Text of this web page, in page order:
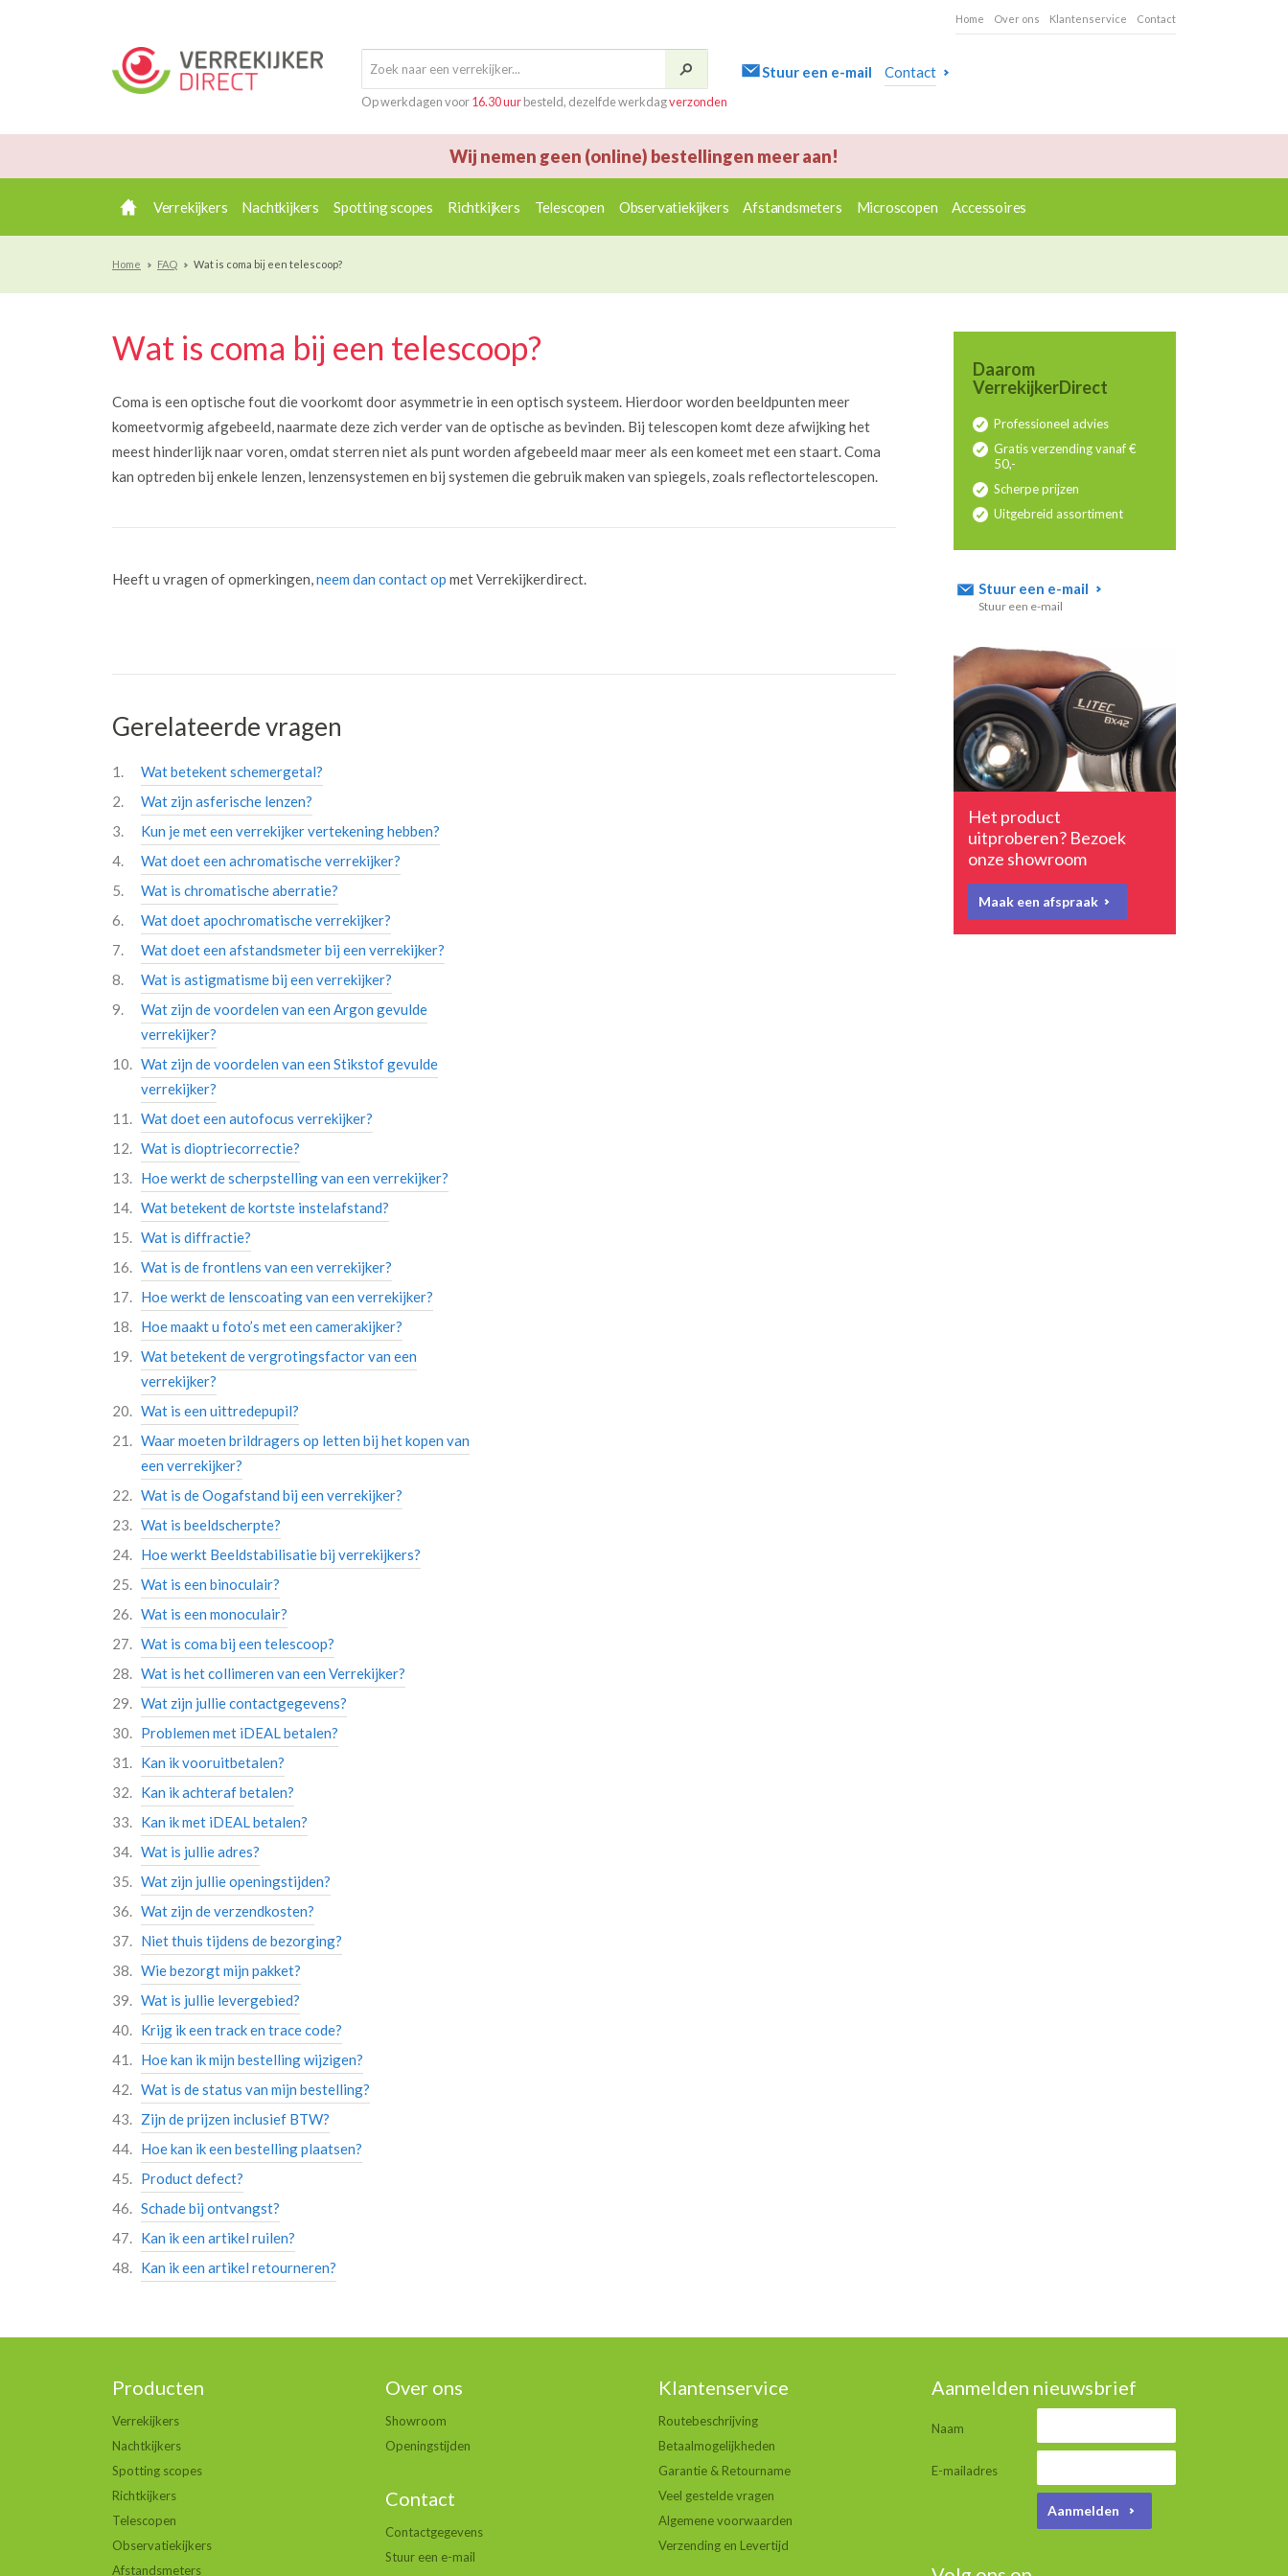
Home Over ons Klantenservice Contact
Op werkdagen voor16.30 uurbesteld, dezelfde werkdagverzonden
Stuur een e-mail Contact
Wij nemen geen (online) bestellingen meer aan!
Verrekijkers Nachtkijkers Spotting scopes Richtkijkers Telescopen Observatiekijkers Afstandsmeters Microscopen Accessoires
Home FAQ Wat is coma bij een telescoop?
Wat is coma bij een telescoop?
Coma is een optische fout die voorkomt door asymmetrie in een optisch systeem. Hierdoor worden beeldpunten meer
komeetvormig afgebeeld, naarmate deze zich verder van de optische as bevinden. Bij telescopen komt deze afwijking het
meest hinderlijk naar voren, omdat sterren niet als punt worden afgebeeld maar meer als een komeet met een staart. Coma
kan optreden bij enkele lenzen, lenzensystemen en bij systemen die gebruik maken van spiegels, zoals reflectortelescopen.
Heeft u vragen of opmerkingen,neem dan contact op met Verrekijkerdirect.
Gerelateerde vragen
Wat betekent schemergetal?
Wat zijn asferische lenzen?
Kun je met een verrekijker vertekening hebben?
Wat doet een achromatische verrekijker?
Wat is chromatische aberratie?
Wat doet apochromatische verrekijker?
Wat doet een afstandsmeter bij een verrekijker?
Wat is astigmatisme bij een verrekijker?
Wat zijn de voordelen van een Argon gevulde
verrekijker?
Wat zijn de voordelen van een Stikstof gevulde
verrekijker?
Wat doet een autofocus verrekijker?
Wat is dioptriecorrectie?
Hoe werkt de scherpstelling van een verrekijker?
Wat betekent de kortste instelafstand?
Wat is diffractie?
Wat is de frontlens van een verrekijker?
Hoe werkt de lenscoating van een verrekijker?
Hoe maakt u foto’s met een camerakijker?
Wat betekent de vergrotingsfactor van een
verrekijker?
Wat is een uittredepupil?
Waar moeten brildragers op letten bij het kopen van
een verrekijker?
Wat is de Oogafstand bij een verrekijker?
Wat is beeldscherpte?
Hoe werkt Beeldstabilisatie bij verrekijkers?
Wat is een binoculair?
Wat is een monoculair?
Wat is coma bij een telescoop?
Wat is het collimeren van een Verrekijker?
Wat zijn jullie contactgegevens?
Problemen met iDEAL betalen?
Kan ik vooruitbetalen?
Kan ik achteraf betalen?
Kan ik met iDEAL betalen?
Wat is jullie adres?
Wat zijn jullie openingstijden?
Wat zijn de verzendkosten?
Niet thuis tijdens de bezorging?
Wie bezorgt mijn pakket?
Wat is jullie levergebied?
Krijg ik een track en trace code?
Hoe kan ik mijn bestelling wijzigen?
Wat is de status van mijn bestelling?
Zijn de prijzen inclusief BTW?
Hoe kan ik een bestelling plaatsen?
Product defect?
Schade bij ontvangst?
Kan ik een artikel ruilen?
Kan ik een artikel retourneren?
Daarom
VerrekijkerDirect
Professioneel advies
Gratis verzending vanaf €
50,-
Scherpe prijzen
Uitgebreid assortiment
Stuur een e-mail
Stuur een e-mail
Het product
uitproberen? Bezoek
onze showroom
Maak een afspraak
Producten
Verrekijkers
Nachtkijkers
Spotting scopes
Richtkijkers
Telescopen
Observatiekijkers
Afstandsmeters
Over ons
Showroom
Openingstijden
Contact
Contactgegevens
Stuur een e-mail
Klantenservice
Routebeschrijving
Betaalmogelijkheden
Garantie & Retourname
Veel gestelde vragen
Algemene voorwaarden
Verzending en Levertijd
Aanmelden nieuwsbrief
Naam
E-mailadres
Aanmelden